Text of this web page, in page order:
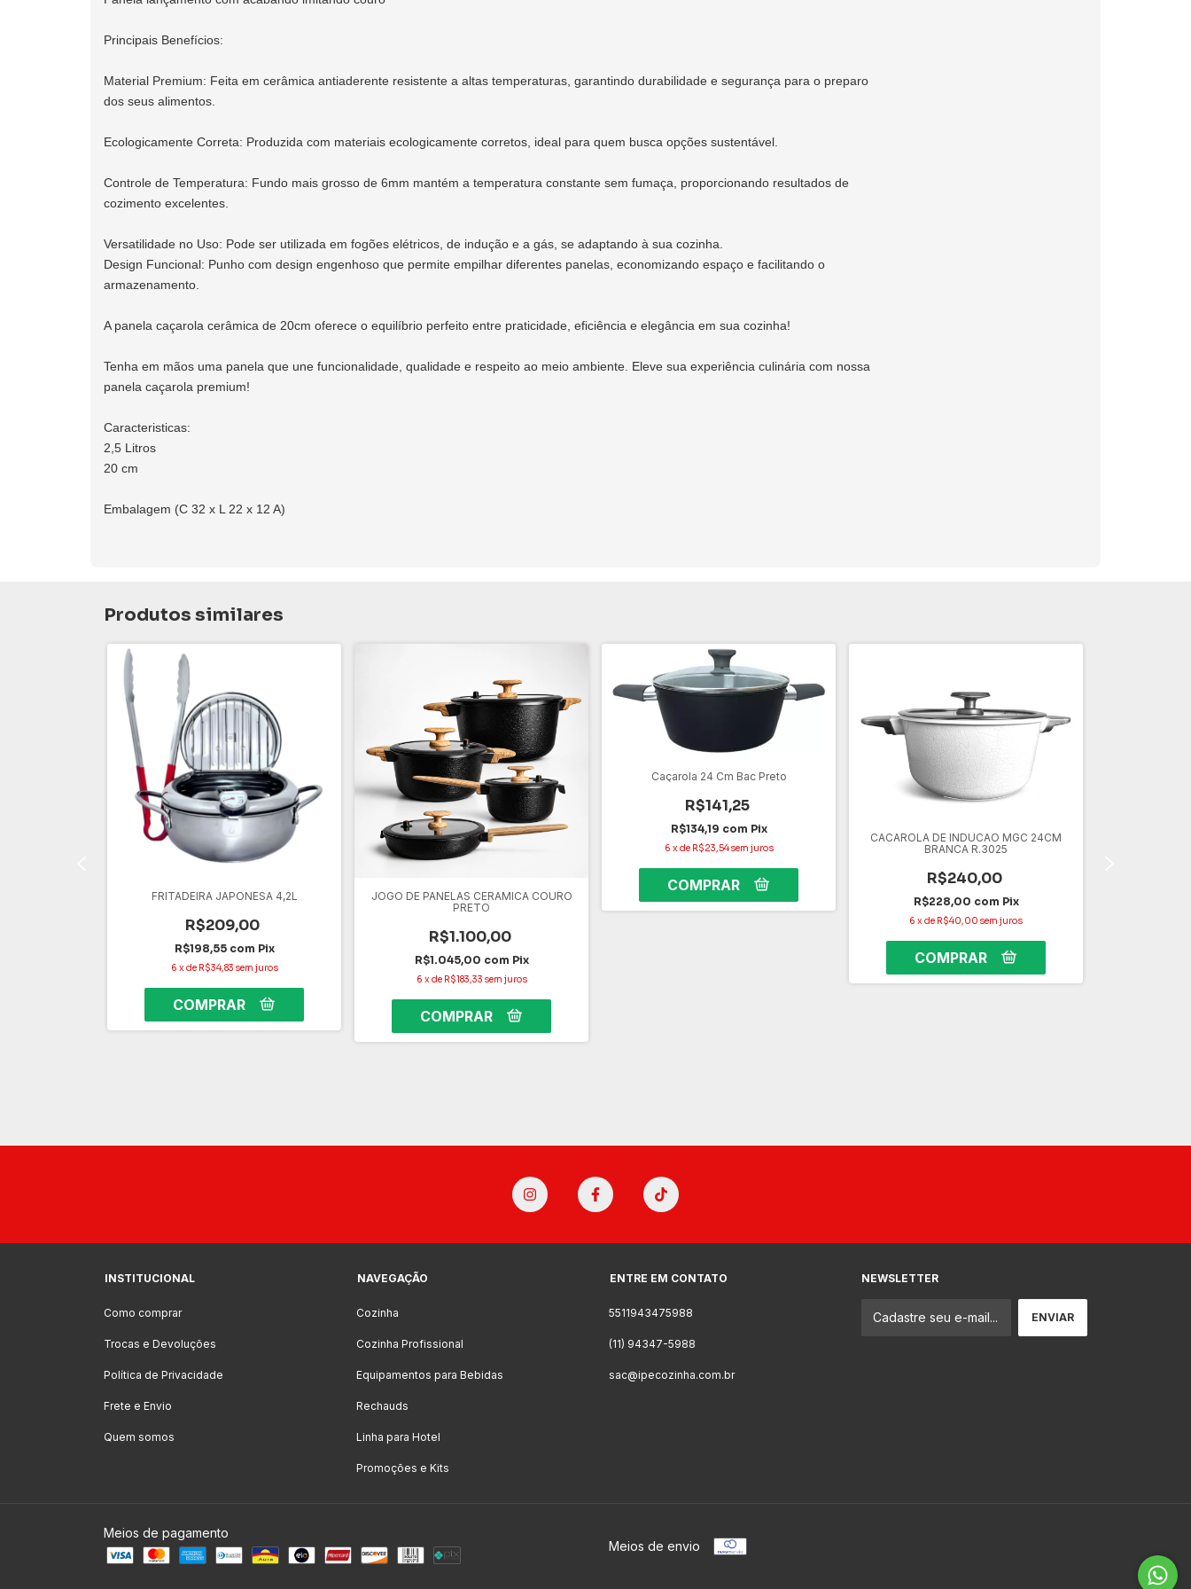
Principais Benefícios:
Material Premium: Feita em cerâmica antiaderente resistente a altas temperaturas, garantindo durabilidade e segurança para o preparo
dos seus alimentos.
Ecologicamente Correta: Produzida com materiais ecologicamente corretos, ideal para quem busca opções sustentável.
Controle de Temperatura: Fundo mais grosso de 6mm mantém a temperatura constante sem fumaça, proporcionando resultados de
cozimento excelentes.
Versatilidade no Uso: Pode ser utilizada em fogões elétricos, de indução e a gás, se adaptando à sua cozinha.
Design Funcional: Punho com design engenhoso que permite empilhar diferentes panelas, economizando espaço e facilitando o
armazenamento.
A panela caçarola cerâmica de 20cm oferece o equilíbrio perfeito entre praticidade, eficiência e elegância em sua cozinha!
Tenha em mãos uma panela que une funcionalidade, qualidade e respeito ao meio ambiente. Eleve sua experiência culinária com nossa
panela caçarola premium!
Caracteristicas:
2,5 Litros
20 cm
Embalagem (C 32 x L 22 x 12 A)
Produtos similares
FRITADEIRA JAPONESA 4,2L
R$209,00
R$198,55 com Pix
6 xde R$34,83 sem juros
JOGO DE PANELAS CERAMICA COURO
PRETO
R$1.100,00
R$1.045,00 com Pix
6 xde R$183,33 sem juros
Caçarola 24 Cm Bac Preto
R$141,25
R$134,19 com Pix
6 xde R$23,54sem juros
CACAROLA DE INDUCAO MGC 24CM
BRANCA R.3025
R$240,00
R$228,00 com Pix
6 xde R$40,00 sem juros
INSTITUCIONAL
Como comprar
Trocas e Devoluções
Política de Privacidade
Frete e Envio
Quem somos
NAVEGAÇÃO
Cozinha
Cozinha Profissional
Equipamentos para Bebidas
Rechauds
Linha para Hotel
Promoções e Kits
ENTRE EM CONTATO
5511943475988
(11) 94347-5988
sac@ipecozinha.com.br
NEWSLETTER
Meios de pagamento
Meios de envio